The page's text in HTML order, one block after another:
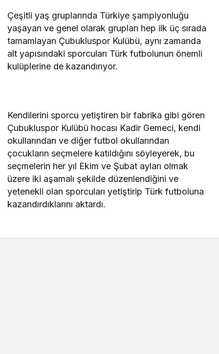
Çeşitli yaş gruplarında Türkiye şampiyonluğu
yaşayan ve genel olarak grupları hep ilk üç sırada
tamamlayan Çubukluspor Kulübü, aynı zamanda
alt yapısındaki sporcuları Türk futbolunun önemli
kulüplerine de kazandırıyor.
Kendilerini sporcu yetiştiren bir fabrika gibi gören
Çubukluspor Kulübü hocası Kadir Gemeci, kendi
okullarından ve diğer futbol okullarından
çocukların seçmelere katıldığını söyleyerek, bu
seçmelerin her yıl Ekim ve Şubat ayları olmak
üzere iki aşamalı şekilde düzenlendiğini ve
yetenekli olan sporcuları yetiştirip Türk futboluna
kazandırdıklarını aktardı.